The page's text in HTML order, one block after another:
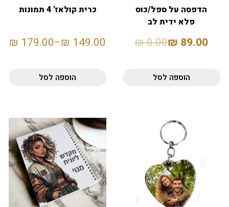
הדפסה על ספל/כוס
פלא ידית לב
89.00
₪
0.00
₪
הוספה לסל
כרית קולאז' 4 תמונות
149.00
₪
–
179.00
₪
הוספה לסל